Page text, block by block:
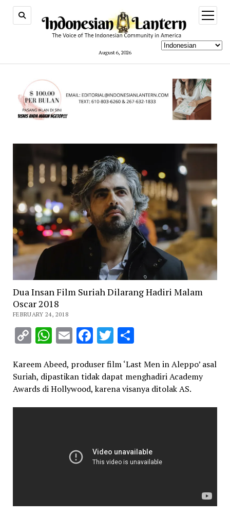
August 6, 2026
open
menu
Dua Insan Film Suriah Dilarang Hadiri Malam
Oscar 2018
FEBRUARY 24, 2018
CopyWhatsApp
EmailFacebook
Twitter
Share
Kareem Abeed, produser film ‘Last Men in Aleppo’ asal
Suriah, dipastikan tidak dapat menghadiri Academy
Awards di Hollywood, karena visanya ditolak AS.